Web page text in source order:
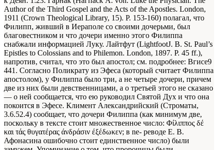
Author of the Third Gospel and the Acts of the Apostles. London,
1911 (Crown Theological Library, 15). P. 153-160) полагал, что
Филипп, живший в Иераполе со своими дочерьми, был
благовестником и что дочери именно этого Филиппа
снабжали информацией Луку. Лайтфут (LightfootJ. В. St. Paul’s
Epistles to Colossians and to Philemon. London, 1897. P. 45 ff.),
напротив, считал, что это был апостол; см. подробнее: Вгисе9
441. Согласно Поликрату из Эфеса (который считает Филиппа
апостолом), у Филиппа было три, а не четыре дочери, причем
две из них были девственницами, а о третьей этого не сказано
— о ней сообщается, что ею руководил Святой Дух и что она
покоится в Эфесе. Климент Александрийский (Строматы,
3.6.52.4) сообщает, что дочери Филиппа (как минимум две,
поскольку в тексте стоит множественное число: Φίλιππος δέ
και τάς θυγατέρας άνδράσιν έξέδωκεν; в ne- реводе Ε. В.
Афонасина ошибочно стоит единственное число) были